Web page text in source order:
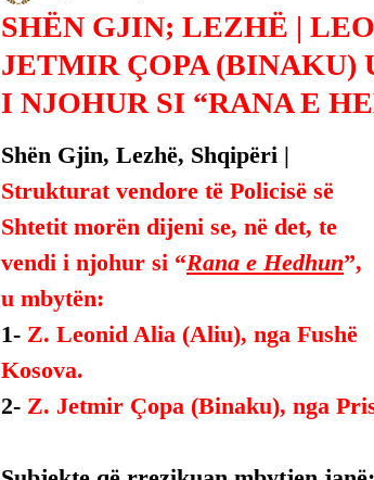
SHËN GJIN; LEZHË |
JETMIR ÇOPA (BINAKU)
I NJOHUR SI “RANA E
Shën Gjin, Lezhë, Shqipëri |
Strukturat vendore të Policisë së
Shtetit morën dijeni se, në det, te
vendi i njohur si “Rana e Hedhun”,
u mbytën:
1- Z. Leonid Alia (Aliu), nga Fushë
Kosova.
2- Z. Jetmir Çopa (Binaku), nga